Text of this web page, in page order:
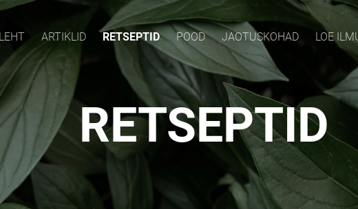
ARTIKLID RETSEPTID POOD JAOTUSKOHAD LOE
RETSEPTID